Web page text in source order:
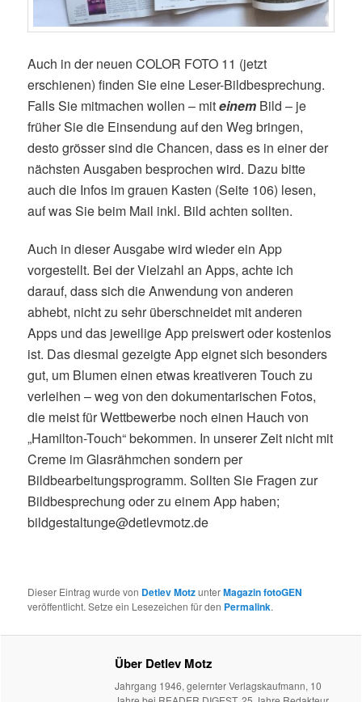
Auch in der neuen COLOR FOTO 11 (jetzt
erschienen) finden Sie eine Leser-Bildbesprechung.
Falls Sie mitmachen wollen – miteinem Bild – je
früher Sie die Einsendung auf den Weg bringen,
desto grösser sind die Chancen, dass es in einer der
nächsten Ausgaben besprochen wird. Dazu bitte
auch die Infos im grauen Kasten (Seite 106) lesen,
auf was Sie beim Mail inkl. Bild achten sollten.
Auch in dieser Ausgabe wird wieder ein App
vorgestellt. Bei der Vielzahl an Apps, achte ich
darauf, dass sich die Anwendung von anderen
abhebt, nicht zu sehr überschneidet mit anderen
Apps und das jeweilige App preiswert oder kostenlos
ist. Das diesmal gezeigte App eignet sich besonders
gut, um Blumen einen etwas kreativeren Touch zu
verleihen – weg von den dokumentarischen Fotos,
die meist für Wettbewerbe noch einen Hauch von
„Hamilton-Touch“ bekommen. In unserer Zeit nicht mit
Creme im Glasrähmchen sondern per
Bildbearbeitungsprogramm. Sollten Sie Fragen zur
Bildbesprechung oder zu einem App haben;
bildgestaltunge@detlevmotz.de
Dieser Eintrag wurde von Detlev MotzunterMagazin fotoGEN
veröffentlicht. Setze ein Lesezeichen für den Permalink.
Über Detlev Motz
Jahrgang 1946, gelernter Verlagskaufmann, 10